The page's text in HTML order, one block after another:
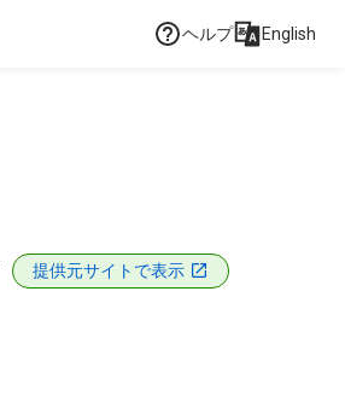
ヘルプ English
提供元サイトで表示